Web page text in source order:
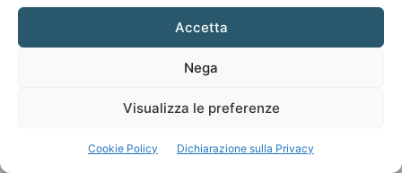
Accetta
Nega
Visualizza le preferenze
Cookie Policy Dichiarazione sulla Privacy